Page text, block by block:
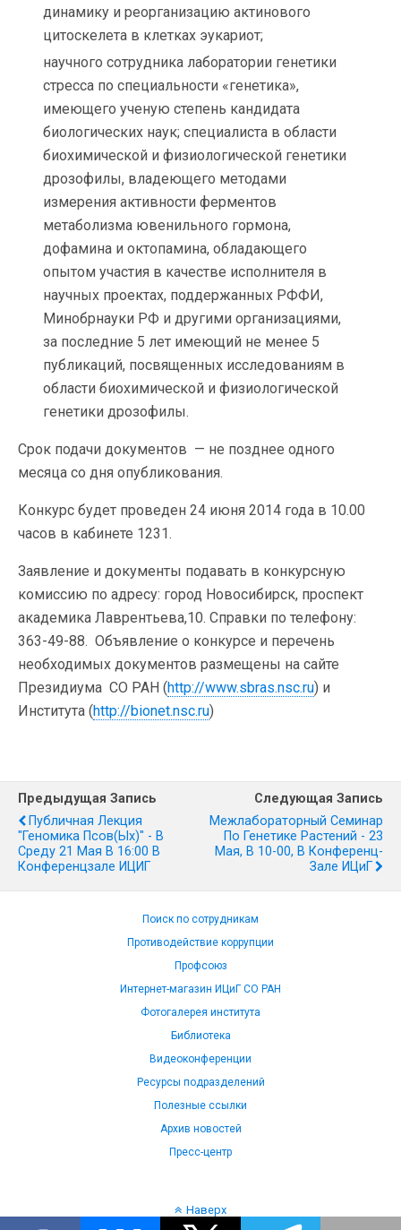
динамику и реорганизацию актинового
цитоскелета в клетках эукариот;
научного сотрудника лаборатории генетики
стресса по специальности «генетика»,
имеющего ученую степень кандидата
биологических наук; специалиста в области
биохимической и физиологической генетики
дрозофилы, владеющего методами
измерения активности ферментов
метаболизма ювенильного гормона,
дофамина и октопамина, обладающего
опытом участия в качестве исполнителя в
научных проектах, поддержанных РФФИ,
Минобрнауки РФ и другими организациями,
за последние 5 лет имеющий не менее 5
публикаций, посвященных исследованиям в
области биохимической и физиологической
генетики дрозофилы.
Срок подачи документов — не позднее одного
месяца со дня опубликования.
Конкурс будет проведен 24 июня 2014 года в 10.00
часов в кабинете 1231.
Заявление и документы подавать в конкурсную
комиссию по адресу: город Новосибирск, проспект
академика Лаврентьева,10. Справки по телефону:
363-49-88. Объявление о конкурсе и перечень
необходимых документов размещены на сайте
Президиума СО РАН (http://www.sbras.nsc.ru) и
Института (http://bionet.nsc.ru)
Предыдущая Запись
Публичная Лекция
"Геномика Псов(ых)" - В
Среду 21 Мая В 16:00 В
Конференцзале ИЦИГ
Следующая Запись
Межлабораторный Семинар
По Генетике Растений - 23
Мая, В 10-00, В Конференц-
Зале ИЦиГ
Поиск по сотрудникам
Противодействие коррупции
Профсоюз
Интернет-магазин ИЦиГ СО РАН
Фотогалерея института
Библиотека
Видеоконференции
Ресурсы подразделений
Полезные ссылки
Архив новостей
Пресс-центр
Наверх